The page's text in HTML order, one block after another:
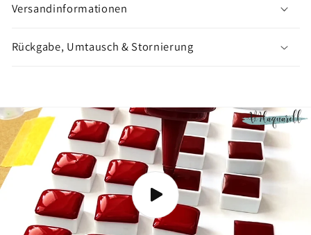
a
n
g
e
n
Versandinformationen
Rückgabe, Umtausch & Stornierung